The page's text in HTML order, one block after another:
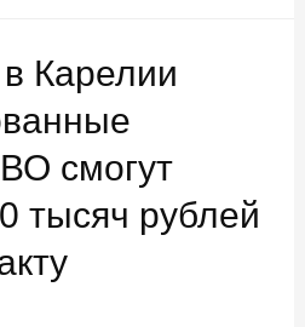
Карелии
смогут
тысяч рублей